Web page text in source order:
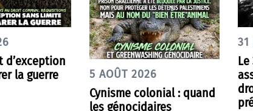
d’exception
la guerre
5 AOÛT 2026
Cynisme colonial : quand
les génocidaires
31
Le